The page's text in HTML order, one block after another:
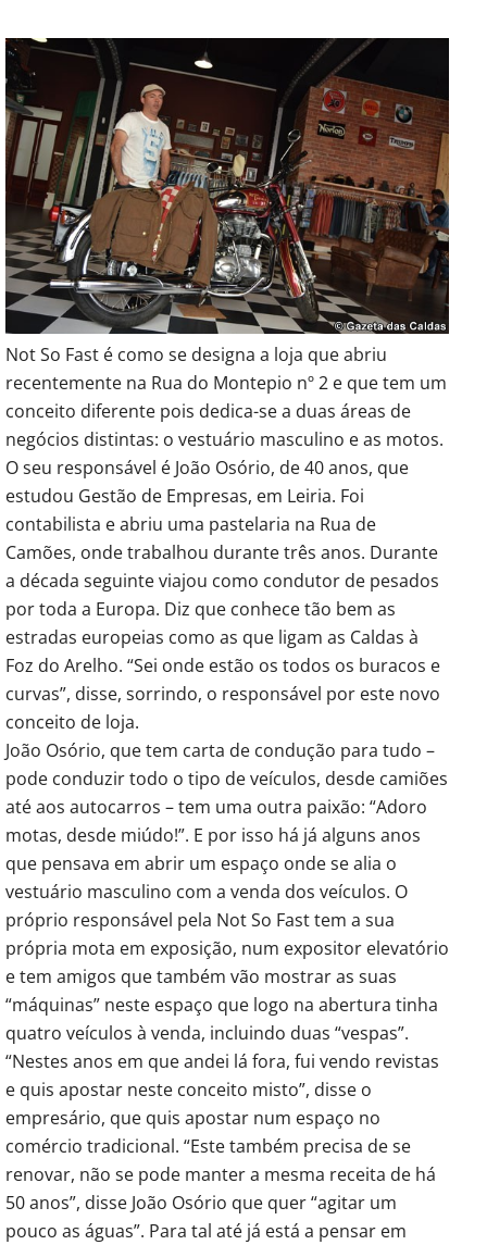
Not So Fast é como se designa a loja que abriu
recentemente na Rua do Montepio nº 2 e que tem um
conceito diferente pois dedica-se a duas áreas de
negócios distintas: o vestuário masculino e as motos.
O seu responsável é João Osório, de 40 anos, que
estudou Gestão de Empresas, em Leiria. Foi
contabilista e abriu uma pastelaria na Rua de
Camões, onde trabalhou durante três anos. Durante
a década seguinte viajou como condutor de pesados
por toda a Europa. Diz que conhece tão bem as
estradas europeias como as que ligam as Caldas à
Foz do Arelho. “Sei onde estão os todos os buracos e
curvas”, disse, sorrindo, o responsável por este novo
conceito de loja.
João Osório, que tem carta de condução para tudo –
pode conduzir todo o tipo de veículos, desde camiões
até aos autocarros – tem uma outra paixão: “Adoro
motas, desde miúdo!”. E por isso há já alguns anos
que pensava em abrir um espaço onde se alia o
vestuário masculino com a venda dos veículos. O
próprio responsável pela Not So Fast tem a sua
própria mota em exposição, num expositor elevatório
e tem amigos que também vão mostrar as suas
“máquinas” neste espaço que logo na abertura tinha
quatro veículos à venda, incluindo duas “vespas”.
“Nestes anos em que andei lá fora, fui vendo revistas
e quis apostar neste conceito misto”, disse o
empresário, que quis apostar num espaço no
comércio tradicional. “Este também precisa de se
renovar, não se pode manter a mesma receita de há
50 anos”, disse João Osório que quer “agitar um
pouco as águas”. Para tal até já está a pensar em